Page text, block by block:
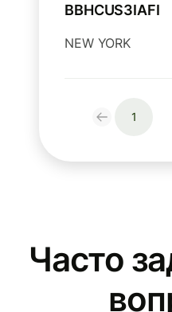
BBHCUS3IAFI
NEW YORK
1
Часто